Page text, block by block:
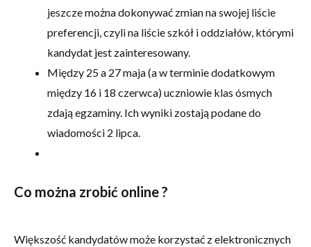
jeszcze można dokonywać zmian na swojej liście
preferencji, czyli na liście szkół i oddziałów, którymi
kandydat jest zainteresowany.
Między 25 a 27 maja (a w terminie dodatkowym
między 16 i 18 czerwca) uczniowie klas ósmych
zdają egzaminy. Ich wyniki zostają podane do
wiadomości 2 lipca.
Co można zrobić online ?
Większość kandydatów może korzystać z elektronicznych